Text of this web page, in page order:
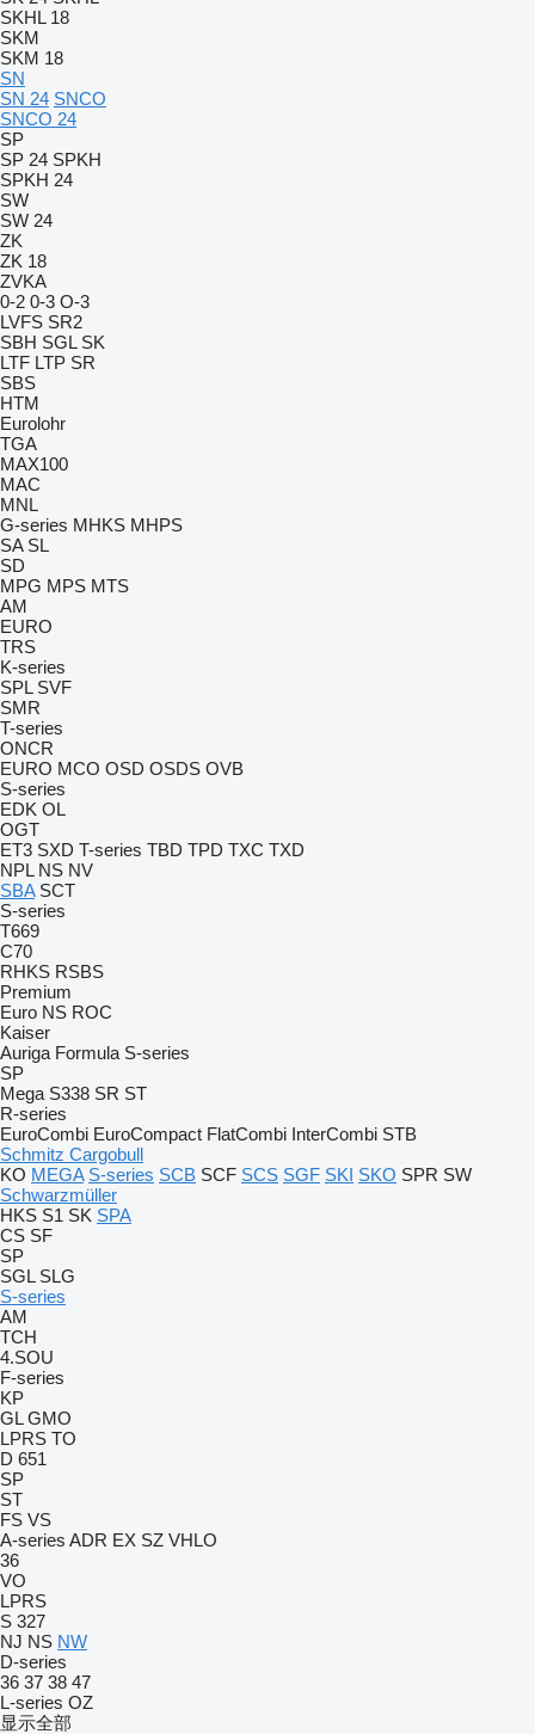
SKHL 18
SKM
SKM 18
SN
SN 24 SNCO
SNCO 24
SP
SP 24 SPKH
SPKH 24
SW
SW 24
ZK
ZK 18
ZVKA
0-2 0-3 O-3
LVFS SR2
SBH SGL SK
LTF LTP SR
SBS
HTM
Eurolohr
TGA
MAX100
MAC
MNL
G-series MHKS MHPS
SA SL
SD
MPG MPS MTS
AM
EURO
TRS
K-series
SPL SVF
SMR
T-series
ONCR
EURO MCO OSD OSDS OVB
S-series
EDK OL
OGT
ET3 SXD T-series TBD TPD TXC TXD
NPL NS NV
SBA SCT
S-series
T669
C70
RHKS RSBS
Premium
Euro NS ROC
Kaiser
Auriga Formula S-series
SP
Mega S338 SR ST
R-series
EuroCombi EuroCompact FlatCombi InterCombi STB
Schmitz Cargobull
KO MEGA S-series SCB SCF SCS SGF SKI SKO SPR SW
Schwarzmüller
HKS S1 SK SPA
CS SF
SP
SGL SLG
S-series
AM
TCH
4.SOU
F-series
KP
GL GMO
LPRS TO
D 651
SP
ST
FS VS
A-series ADR EX SZ VHLO
36
VO
LPRS
S 327
NJ NS NW
D-series
36 37 38 47
L-series OZ
显示全部